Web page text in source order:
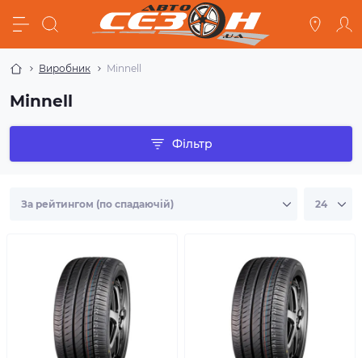
Виробник Minnell
Minnell
Фільтр